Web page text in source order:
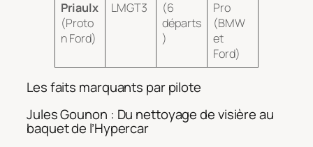
Priaulx
(Proto
n Ford)
LMGT3
(6
départs
)
Pro
(BMW
et
Ford)
Les faits marquants par pilote
Jules Gounon : Du nettoyage de visière au
baquet de l’Hypercar